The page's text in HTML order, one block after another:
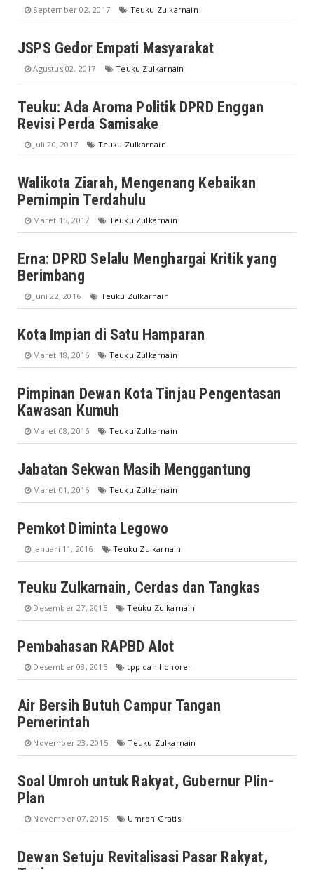
September 02, 2017 Teuku Zulkarnain
JSPS Gedor Empati Masyarakat
Agustus 02, 2017 Teuku Zulkarnain
Teuku: Ada Aroma Politik DPRD Enggan
Revisi Perda Samisake
Juli 20, 2017 Teuku Zulkarnain
Walikota Ziarah, Mengenang Kebaikan
Pemimpin Terdahulu
Maret 15, 2017 Teuku Zulkarnain
Erna: DPRD Selalu Menghargai Kritik yang
Berimbang
Juni 22, 2016 Teuku Zulkarnain
Kota Impian di Satu Hamparan
Maret 18, 2016 Teuku Zulkarnain
Pimpinan Dewan Kota Tinjau Pengentasan
Kawasan Kumuh
Maret 08, 2016 Teuku Zulkarnain
Jabatan Sekwan Masih Menggantung
Maret 01, 2016 Teuku Zulkarnain
Pemkot Diminta Legowo
Januari 11, 2016 Teuku Zulkarnain
Teuku Zulkarnain, Cerdas dan Tangkas
Desember 27, 2015 Teuku Zulkarnain
Pembahasan RAPBD Alot
Desember 03, 2015 tpp dan honorer
Air Bersih Butuh Campur Tangan
Pemerintah
November 23, 2015 Teuku Zulkarnain
Soal Umroh untuk Rakyat, Gubernur Plin-
Plan
November 07, 2015 Umroh Gratis
Dewan Setuju Revitalisasi Pasar Rakyat,